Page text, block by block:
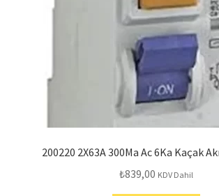
200220 2X63A 300Ma Ac 6Ka Kaçak
₺839,00 KDV Dahil